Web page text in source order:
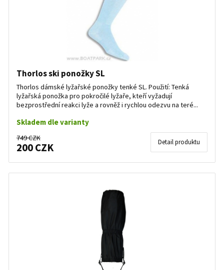
Thorlos ski ponožky SL
Thorlos dámské lyžařské ponožky tenké SL. Použití: Tenká
lyžařská ponožka pro pokročilé lyžaře, kteří vyžadují
bezprostřední reakci lyže a rovněž i rychlou odezvu na teré...
Skladem dle varianty
749 CZK
200 CZK Detail produktu